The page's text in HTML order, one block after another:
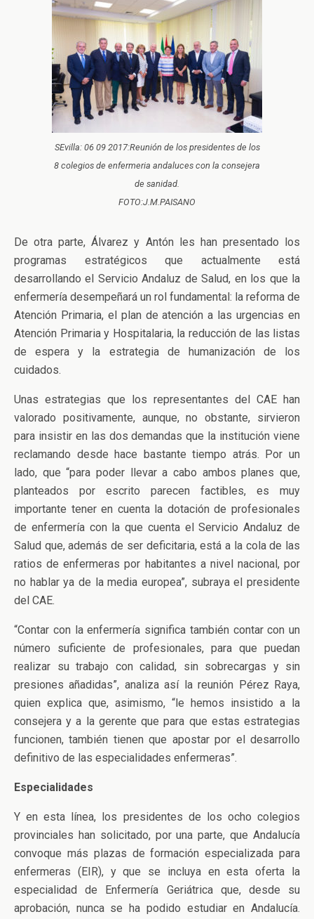
SEvilla: 06 09 2017:Reunión de los presidentes de los
8 colegios de enfermeria andaluces con la consejera
de sanidad.
FOTO:J.M.PAISANO
De otra parte, Álvarez y Antón les han presentado los
programas estratégicos que actualmente está
desarrollando el Servicio Andaluz de Salud, en los que la
enfermería desempeñará un rol fundamental: la reforma de
Atención Primaria, el plan de atención a las urgencias en
Atención Primaria y Hospitalaria, la reducción de las listas
de espera y la estrategia de humanización de los
cuidados.
Unas estrategias que los representantes del CAE han
valorado positivamente, aunque, no obstante, sirvieron
para insistir en las dos demandas que la institución viene
reclamando desde hace bastante tiempo atrás. Por un
lado, que “para poder llevar a cabo ambos planes que,
planteados por escrito parecen factibles, es muy
importante tener en cuenta la dotación de profesionales
de enfermería con la que cuenta el Servicio Andaluz de
Salud que, además de ser deficitaria, está a la cola de las
ratios de enfermeras por habitantes a nivel nacional, por
no hablar ya de la media europea”, subraya el presidente
del CAE.
“Contar con la enfermería significa también contar con un
número suficiente de profesionales, para que puedan
realizar su trabajo con calidad, sin sobrecargas y sin
presiones añadidas”, analiza así la reunión Pérez Raya,
quien explica que, asimismo, “le hemos insistido a la
consejera y a la gerente que para que estas estrategias
funcionen, también tienen que apostar por el desarrollo
definitivo de las especialidades enfermeras”.
Especialidades
Y en esta línea, los presidentes de los ocho colegios
provinciales han solicitado, por una parte, que Andalucía
convoque más plazas de formación especializada para
enfermeras (EIR), y que se incluya en esta oferta la
especialidad de Enfermería Geriátrica que, desde su
aprobación, nunca se ha podido estudiar en Andalucía.